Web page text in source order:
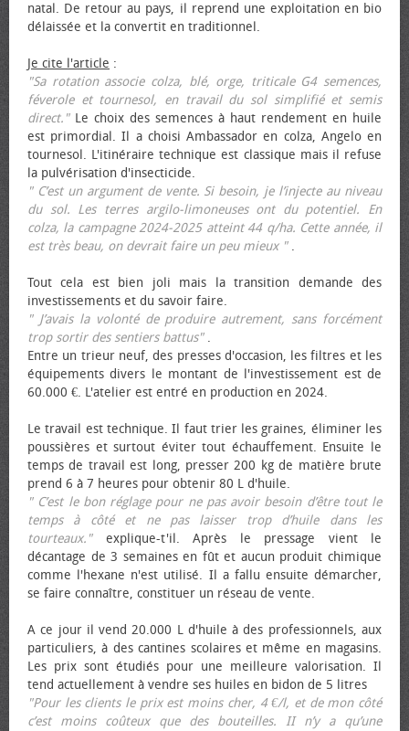
natal. De retour au pays, il reprend une exploitation en bio
délaissée et la convertit en traditionnel.
Je cite l'article :
"Sa rotation associe colza, blé, orge, triticale G4 semences,
féverole et tournesol, en travail du sol simplifié et semis
direct."Le choix des semences à haut rendement en huile
est primordial. Il a choisi Ambassador en colza, Angelo en
tournesol. L'itinéraire technique est classique mais il refuse
la pulvérisation d'insecticide.
" C’est un argument de vente. Si besoin, je l’injecte au niveau
du sol. Les terres argilo-limoneuses ont du potentiel. En
colza, la campagne 2024-2025 atteint 44 q/ha. Cette année, il
est très beau, on devrait faire un peu mieux ".
Tout cela est bien joli mais la transition demande des
investissements et du savoir faire.
" J’avais la volonté de produire autrement, sans forcément
trop sortir des sentiers battus".
Entre un trieur neuf, des presses d'occasion, les filtres et les
équipements divers le montant de l'investissement est de
60.000 €. L'atelier est entré en production en 2024.
Le travail est technique. Il faut trier les graines, éliminer les
poussières et surtout éviter tout échauffement. Ensuite le
temps de travail est long, presser 200 kg de matière brute
prend 6 à 7 heures pour obtenir 80 L d'huile.
" C’est le bon réglage pour ne pas avoir besoin d’être tout le
temps à côté et ne pas laisser trop d’huile dans les
tourteaux."explique-t'il. Après le pressage vient le
décantage de 3 semaines en fût et aucun produit chimique
comme l'hexane n'est utilisé. Il a fallu ensuite démarcher,
se faire connaître, constituer un réseau de vente.
A ce jour il vend 20.000 L d'huile à des professionnels, aux
particuliers, à des cantines scolaires et même en magasins.
Les prix sont étudiés pour une meilleure valorisation. Il
tend actuellement à vendre ses huiles en bidon de 5 litres
"Pour les clients le prix est moins cher, 4 €/l, et de mon côté
c’est moins coûteux que des bouteilles. II n’y a qu’une